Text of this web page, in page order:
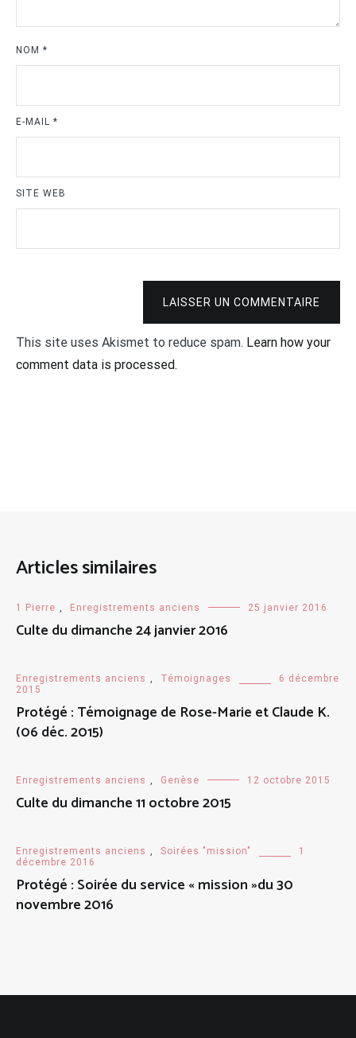
NOM *
E-MAIL *
SITE WEB
LAISSER UN COMMENTAIRE
This site uses Akismet to reduce spam. Learn how your
comment data is processed.
Articles similaires
1 Pierre , Enregistrements anciens 25 janvier 2016
Culte du dimanche 24 janvier 2016
Enregistrements anciens , Témoignages
6 décembre
2015
Protégé : Témoignage de Rose-Marie et Claude K.
(06 déc. 2015)
Enregistrements anciens , Genèse 12 octobre 2015
Culte du dimanche 11 octobre 2015
Enregistrements anciens , Soirées "mission"
1
décembre 2016
Protégé : Soirée du service « mission »du 30
novembre 2016